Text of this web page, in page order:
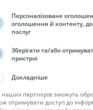
Персоналізоване
оголошення й контенту,
послуг
Зберігати та/або
пристрої
Докладніше
партнерів зможуть
отримувати доступ до